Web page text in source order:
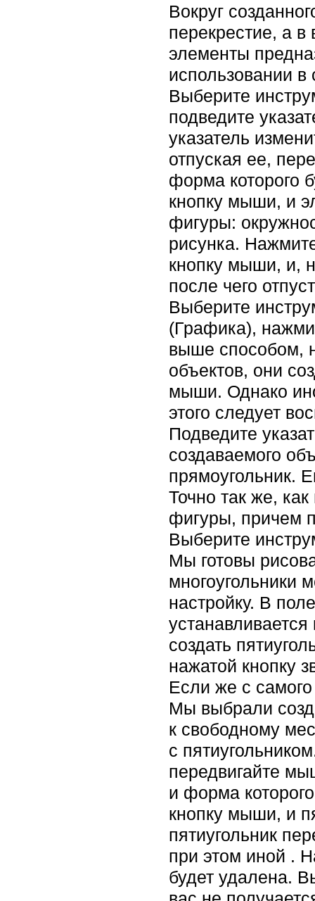
Вокруг
перекрестие, а
элементы
использовании
Выберите
подведите
указатель
отпуская ее,
форма которого
кнопку мыши, и
фигуры:
рисунка.
кнопку мыши, и,
после чего
Выберите
(Графика),
выше способом,
объектов, они
мыши. Однако
этого следует
Подведите
создаваемого
прямоугольник.
Точно так же,
фигуры, причем
Выберите
Мы готовы
многоугольники
настройку. В
создать
нажатой кнопку
Если же с
Мы выбрали
к свободному
с
передвигайте
и форма
кнопку мыши, и
пятиугольник
при этом иной .
будет удалена.